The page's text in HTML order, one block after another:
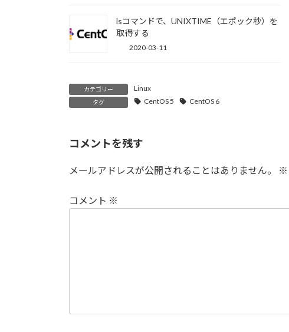
lsコマンドで、UNIXTIME（エポック秒）を
取得する
2020-03-11
カテゴリー Linux
タグ CentOS 5 CentOS 6
コメントを残す
メールアドレスが公開されることはありません。 ※
コメント ※